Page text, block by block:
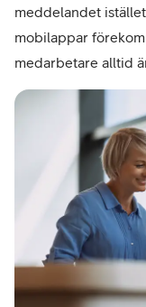
meddelandet
mobilappar
medarbetare alltid